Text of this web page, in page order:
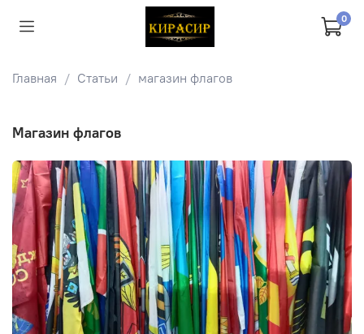
0
Главная Статьи магазин флагов
магазин флагов